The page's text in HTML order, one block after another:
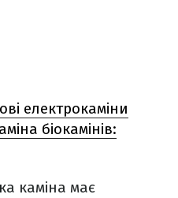
електрокаміни
біокамінів:
каміна має